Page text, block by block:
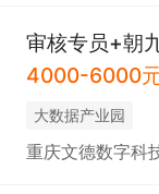
审核专员+朝
4000-6000
大数据产业园
重庆文德数字科